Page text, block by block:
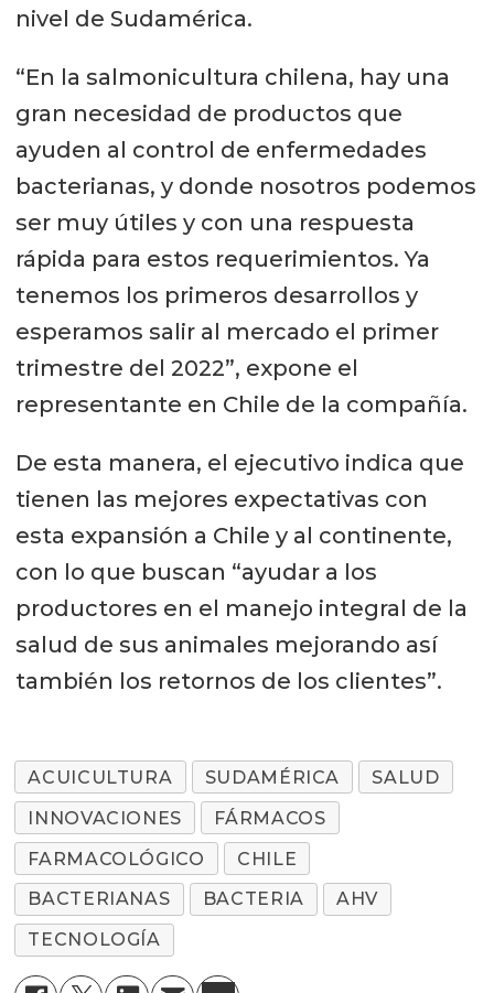
nivel de Sudamérica.
“En la salmonicultura chilena, hay una
gran necesidad de productos que
ayuden al control de enfermedades
bacterianas, y donde nosotros podemos
ser muy útiles y con una respuesta
rápida para estos requerimientos. Ya
tenemos los primeros desarrollos y
esperamos salir al mercado el primer
trimestre del 2022”, expone el
representante en Chile de la compañía.
De esta manera, el ejecutivo indica que
tienen las mejores expectativas con
esta expansión a Chile y al continente,
con lo que buscan “ayudar a los
productores en el manejo integral de la
salud de sus animales mejorando así
también los retornos de los clientes”.
ACUICULTURA SUDAMÉRICA
SALUD
INNOVACIONES
FÁRMACOS
FARMACOLÓGICO
CHILE
BACTERIANAS
BACTERIA
AHV
TECNOLOGÍA